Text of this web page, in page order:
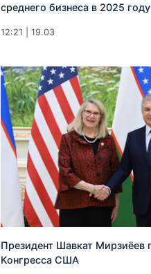
среднего бизнеса в 2025 году
12:21 | 19.03
Президент Шавкат Мирзиёев
Конгресса США